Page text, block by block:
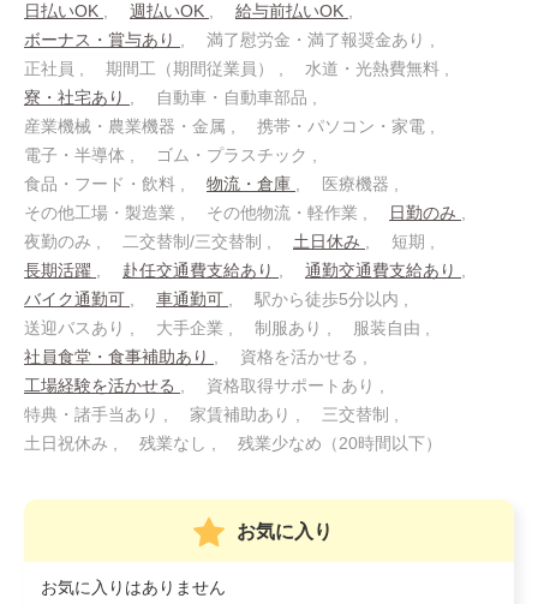
日払いOK
週払いOK
給与前払いOK
ボーナス・賞与あり
満了慰労金・満了報奨金あり
正社員
期間工（期間従業員）
水道・光熱費無料
寮・社宅あり
自動車・自動車部品
産業機械・農業機器・金属
携帯・パソコン・家電
電子・半導体
ゴム・プラスチック
食品・フード・飲料
物流・倉庫
医療機器
その他工場・製造業
その他物流・軽作業
日勤のみ
夜勤のみ
二交替制/三交替制 土日休み
短期
長期活躍
赴任交通費支給あり
通勤交通費支給あり
バイク通勤可
車通勤可
駅から徒歩5分以内
送迎バスあり
大手企業 制服あり
服装自由
社員食堂・食事補助あり
資格を活かせる
工場経験を活かせる
資格取得サポートあり
特典・諸手当あり
家賃補助あり
三交替制
土日祝休み
残業なし 残業少なめ（20時間以下）
お気に入り
お気に入りはありません